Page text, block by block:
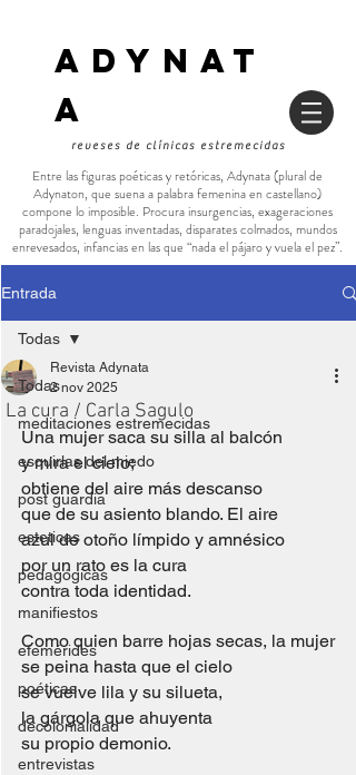
ADYNAT
a
reveses de clínicas estremecidas
Entre las figuras poéticas y retóricas, Adynata (plural de
Adynaton, que suena a palabra femenina en castellano)
compone lo imposible. Procura insurgencias, exageraciones
paradojales, lenguas inventadas, disparates colmados, mundos
enrevesados, infancias en las que “nada el pájaro y vuela el pez”.
Entrada
Todas
meditaciones estremecidas
esquirlas del miedo
post guardia
esteticas
pedagógicas
manifiestos
efemérides
poéticas
decolonialidad
entrevistas
Todas
La cura / Carla Sagulo
Revista Adynata
2 nov 2025
Una mujer saca su silla al balcón
y mira el cielo;
obtiene del aire más descanso
que de su asiento blando. El aire
azul de otoño límpido y amnésico
por un rato es la cura
contra toda identidad.
Como quien barre hojas secas, la mujer
se peina hasta que el cielo
se vuelve lila y su silueta,
la gárgola que ahuyenta
su propio demonio.